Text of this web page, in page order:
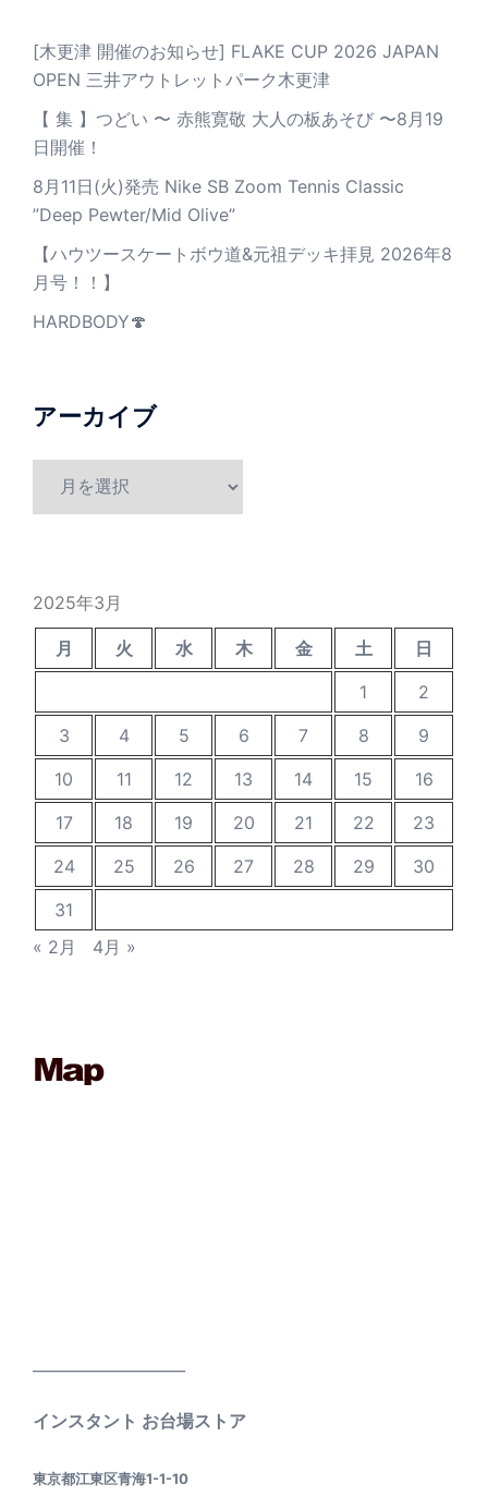
[木更津 開催のお知らせ] FLAKE CUP 2026 JAPAN
OPEN 三井アウトレットパーク木更津
【 集 】つどい 〜 赤熊寛敬 大人の板あそび 〜8月19
日開催！
8月11日(火)発売 Nike SB Zoom Tennis Classic
”Deep Pewter/Mid Olive”
【ハウツースケートボウ道&元祖デッキ拝見 2026年8
月号！！】
HARDBODY🍄
アーカイブ
2025年3月
月 火 水 木 金 土
日
1
2
3
4 5 6 7 8
9
10
11 12 13 14 15
16
17
18 19 20 21 22
23
24
25 26 27 28 29
30
31
« 2月
4月 »
インスタント お台場ストア
東京都江東区青海1-1-10